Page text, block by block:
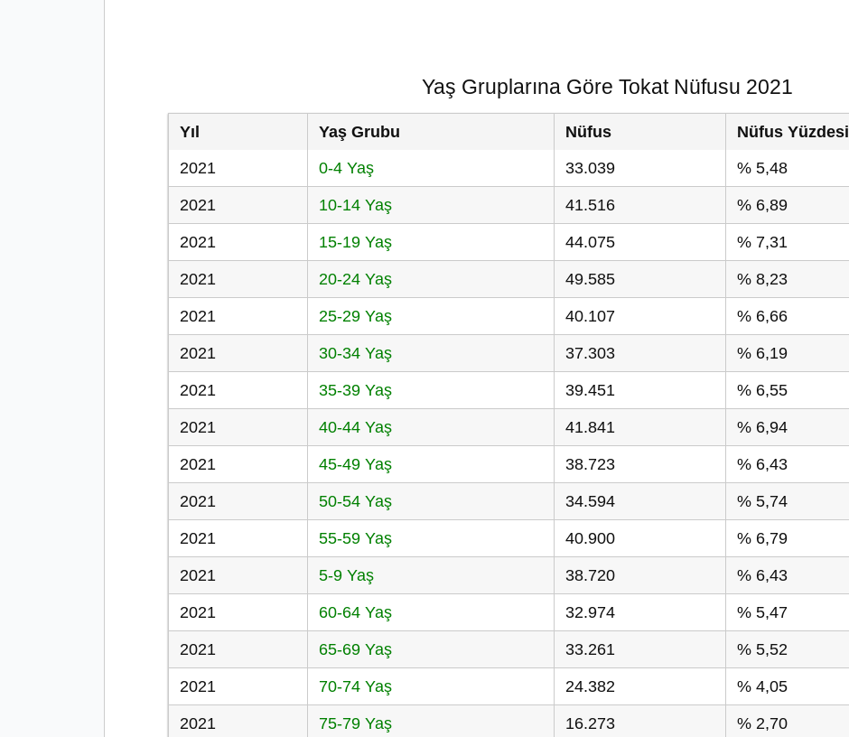
Yaş Gruplarına Göre Tokat Nüfusu 2021
Yıl Yaş Grubu Nüfus
Nüfus Yüzdesi
2021
0-4 Yaş 33.039 % 5,48
2021 10-14 Yaş 41.516 % 6,89
2021 15-19 Yaş 44.075 % 7,31
2021 20-24 Yaş 49.585 % 8,23
2021 25-29 Yaş 40.107 % 6,66
2021 30-34 Yaş 37.303 % 6,19
2021 35-39 Yaş 39.451 % 6,55
2021 40-44 Yaş 41.841 % 6,94
2021 45-49 Yaş 38.723 % 6,43
2021 50-54 Yaş 34.594 % 5,74
2021 55-59 Yaş 40.900 % 6,79
2021 5-9 Yaş 38.720 % 6,43
2021 60-64 Yaş 32.974 % 5,47
2021 65-69 Yaş 33.261 % 5,52
2021 70-74 Yaş 24.382 % 4,05
2021 75-79 Yaş 16.273 % 2,70